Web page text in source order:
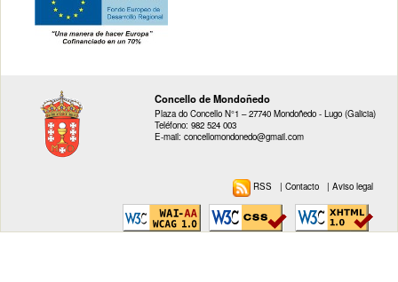
Concello de Mondoñedo
Plaza do Concello N°1 – 27740 Mondoñedo - Lugo (Galicia)
Teléfono: 982 524 003
E-mail: concellomondonedo@gmail.com
RSS |Contacto |Aviso legal